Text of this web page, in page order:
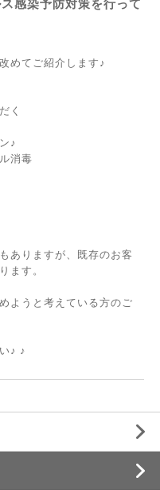
感染予防対策を行って
めてご紹介します♪
く
♪
消毒
ありますが、既存のお客
ます。
ようと考えている方のご
♪ ♪